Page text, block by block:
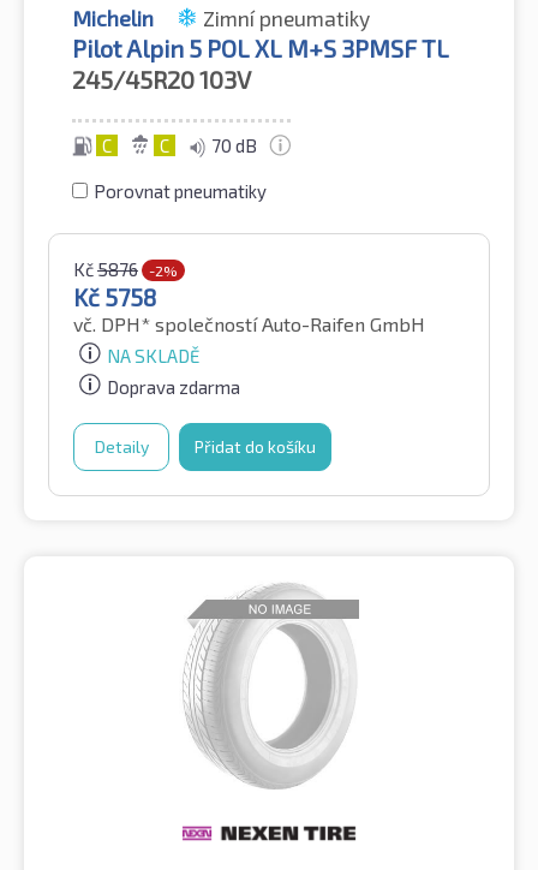
Michelin Zimní pneumatiky
Pilot Alpin 5 POL XL M+S 3PMSF TL
245/45R20103V
C C 70 dB
Porovnat pneumatiky
Kč5876 -2%
Kč 5758
vč. DPH* společností Auto-Raifen GmbH
NA SKLADĚ
Doprava zdarma
Detaily Přidat do košíku